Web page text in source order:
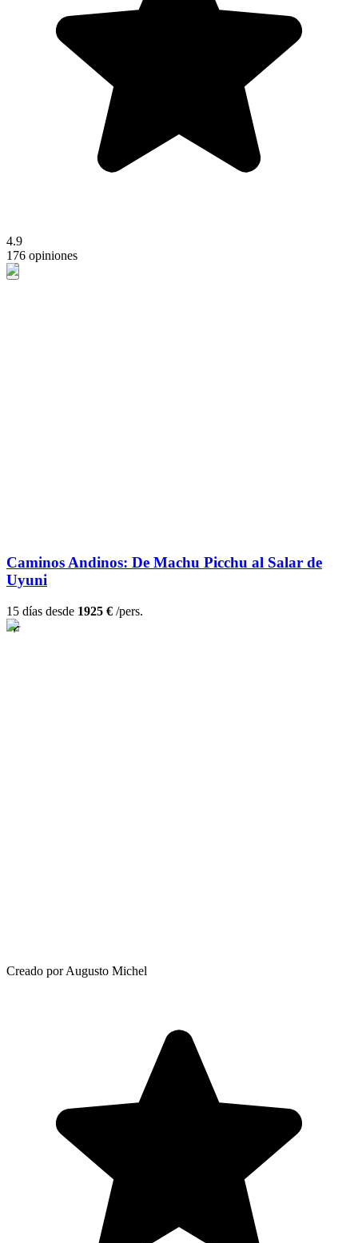
4.9
176 opiniones
Caminos Andinos: De Machu Picchu al Salar de
Uyuni
15 días desde 1925 € /pers.
Creado por Augusto Michel